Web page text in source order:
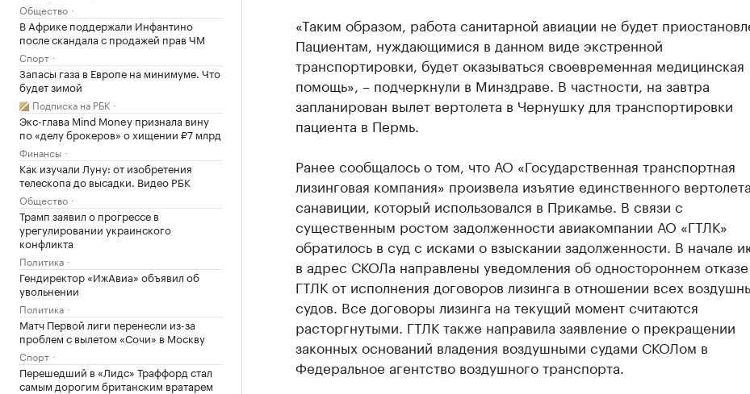
Общество
В Африке поддержали Инфантино
после скандала с продажей прав ЧМ
Спорт
Запасы газа в Европе на минимуме. Что
будет зимой
Подписка на РБК
Экс-глава Mind Money признала вину
по «делу брокеров» о хищении ₽7 млрд
Финансы
Как изучали Луну: от изобретения
телескопа до высадки. Видео РБК
Общество
Трамп заявил о прогрессе в
урегулировании украинского
конфликта
Политика
Гендиректор «ИжАвиа» объявил об
увольнении
Политика
Матч Первой лиги перенесли из-за
проблем с вылетом «Сочи» в Москву
Спорт
Перешедший в «Лидс» Траффорд стал
самым дорогим британским вратарем
«Таким образом, работа санитарной авиации не будет
Пациентам, нуждающимися в данном виде экстренной
транспортировки, будет оказываться своевременная медицинская
помощь», – подчеркнули в Минздраве. В частности, на завтра
запланирован вылет вертолета в Чернушку для транспортировки
пациента в Пермь.
Ранее сообщалось о том, что АО «Государственная транспортная
лизинговая компания» произвела изъятие единственного вертолета
санавиции, который использовался в Прикамье. В связи с
существенным ростом задолженности авиакомпании АО «ГТЛК»
обратилось в суд с исками о взыскании задолженности. В начале
в адрес СКОЛа направлены уведомления об одностороннем отказе
ГТЛК от исполнения договоров лизинга в отношении всех
судов. Все договоры лизинга на текущий момент считаются
расторгнутыми. ГТЛК также направила заявление о прекращении
законных оснований владения воздушными судами СКОЛом в
Федеральное агентство воздушного транспорта.